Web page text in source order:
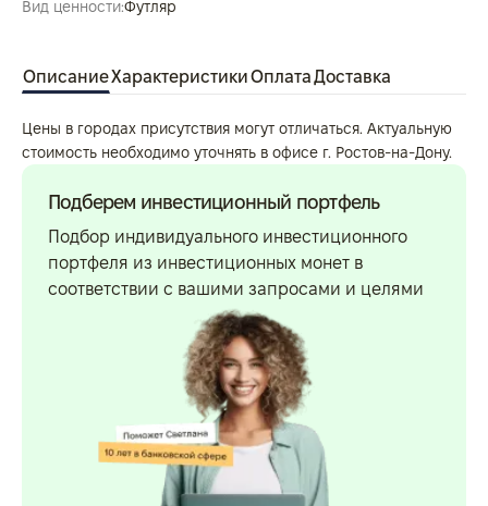
Вид ценности:Футляр
ОписаниеХарактеристикиОплатаДоставка
Цены в городах присутствия могут отличаться. Актуальную
стоимость необходимо уточнять в офисе г. Ростов-на-Дону.
Подберем инвестиционный портфель
Подбор индивидуального инвестиционного
портфеля из инвестиционных монет в
соответствии с вашими запросами и целями